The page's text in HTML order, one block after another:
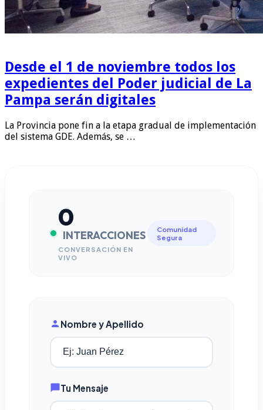
Desde el 1 de noviembre todos los
expedientes del Poder judicial de La
Pampa serán digitales
La Provincia pone fin a la etapa gradual de implementación
del sistema GDE. Además, se …
0
INTERACCIONES
CONVERSACIÓN EN
VIVO
Comunidad
Segura
Nombre y Apellido
Tu Mensaje